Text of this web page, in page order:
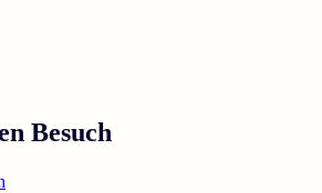
Besuch